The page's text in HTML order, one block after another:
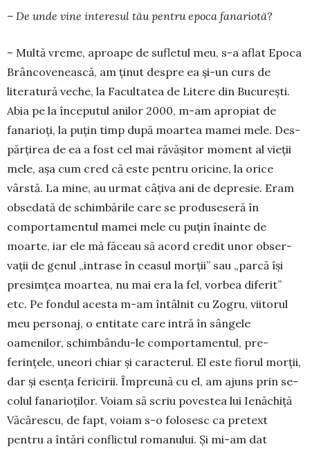
– De unde vine interesul tău pentru epoca fanariotă?
– Multă vreme, aproape de sufletul meu, s-a aflat Epoca
Brâncovenească, am ținut despre ea și-un curs de
literatură veche, la Facultatea de Litere din București.
Abia pe la începutul anilor 2000, m-am apropiat de
fanarioți, la puțin timp după moartea mamei mele. Des­
părțirea de ea a fost cel mai răvă­și­tor moment al vieții
mele, așa cum cred că este pentru oricine, la orice
vârstă. La mine, au urmat câțiva ani de depresie. E­ram
obsedată de schim­bă­rile care se pro­duseseră în
comporta­men­tul mamei me­le cu puțin înainte de
moar­te, iar ele mă făceau să acord credit unor obser­
vații de genul „intrase în ceasul morții” sau „parcă își
presimțea moartea, nu mai era la fel, vorbea di­ferit”
etc. Pe fondul acesta m-am întâlnit cu Zogru, viitorul
meu personaj, o entitate care intră în sân­gele
oamenilor, schimbându-le comportamentul, pre­
ferințele, une­ori chiar și caracterul. El este fiorul morții,
dar și esența fericirii. Împreună cu el, am ajuns prin se­
colul fanarioților. Voiam să scriu po­vestea lui Ienă­chiță
Văcărescu, de fapt, voiam s-o folosesc ca pre­text
pentru a întări conflictul roma­nului. Și mi-am dat